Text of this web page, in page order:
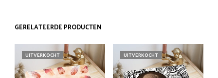
GERELATEERDE PRODUCTEN
UITVERKOCHT UITVERKOCHT